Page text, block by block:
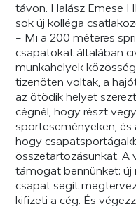
távon. Halász Emese
sok új kolléga
– Mi a 200 méteres
csapatokat általában
munkahelyek
tizenöten voltak, a
az ötödik helyet
cégnél, hogy részt
sporteseményeken, és
hogy
összetartozásunkat. A
támogat bennünket: új
csapat segít
kifizeti a cég. És